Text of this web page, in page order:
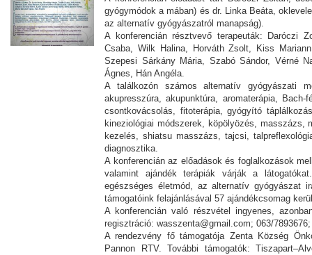
gyógymódok a mában) és dr. Linka Beáta,
az alternatív gyógyászatról manapság).
A konferencián résztvevő terapeuták: Daróczi
Csaba, Wilk Halina, Horváth Zsolt, Kiss
Szepesi Sárkány Mária, Szabó Sándor, Vérné
Ágnes, Hán Angéla.
A találkozón számos alternatív gyógyászati
akupresszúra, akupunktúra, aromaterápia,
csontkovácsolás, fitoterápia, gyógyító
kineziológiai módszerek, köpölyözés, masszázs,
kezelés, shiatsu masszázs, tajcsi,
diagnosztika.
A konferencián az előadások és foglalkozások
valamint ajándék terápiák várják a
egészséges életmód, az alternatív gyógyászat
támogatóink felajánlásával 57 ajándékcsomag
A konferencián való részvétel ingyenes,
regisztráció: wasszenta@gmail.com; 063/
A rendezvény fő támogatója Zenta Község
Pannon RTV. További támogatók: